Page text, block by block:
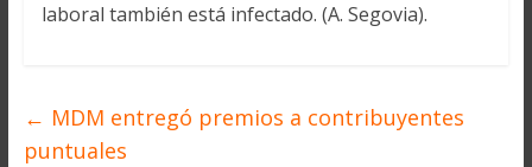
laboral también está infectado. (A. Segovia).
← MDM entregó premios a contribuyentes
puntuales